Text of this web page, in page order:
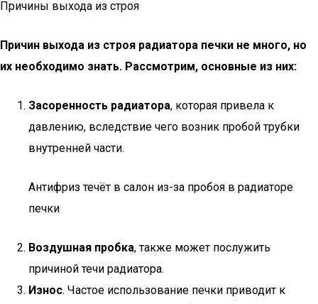
Причины выхода из строя
Причин выхода из строя радиатора печки не много, но
их необходимо знать. Рассмотрим, основные из них:
Засоренность радиатора, которая привела к
давлению, вследствие чего возник пробой трубки
внутренней части.
Антифриз течёт в салон из-за пробоя в радиаторе
печки
Воздушная пробка, также может послужить
причиной течи радиатора.
Износ. Частое использование печки приводит к